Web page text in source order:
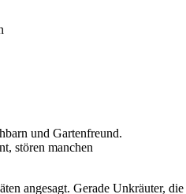
stören manchen
angesagt. Gerade Unkräuter, die